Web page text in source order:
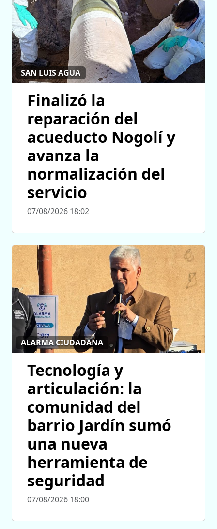
SAN LUIS AGUA
Finalizó la
reparación del
acueducto Nogolí y
avanza la
normalización del
servicio
07/08/2026 18:02
ALARMA CIUDADANA
Tecnología y
articulación: la
comunidad del
barrio Jardín sumó
una nueva
herramienta de
seguridad
07/08/2026 18:00